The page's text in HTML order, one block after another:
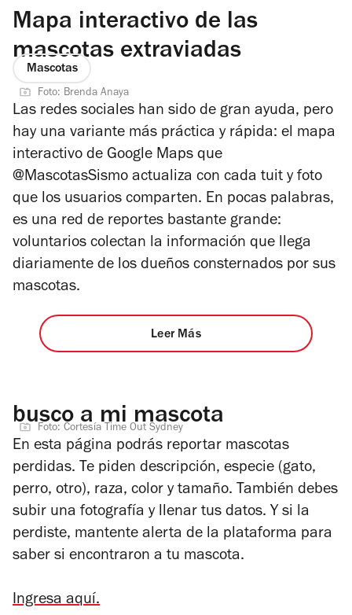
Mapa interactivo de las
mascotas extraviadas
Mascotas
Foto: Brenda Anaya
Las redes sociales han sido de gran ayuda, pero
hay una variante más práctica y rápida: el mapa
interactivo de Google Maps que
@MascotasSismo actualiza con cada tuit y foto
que los usuarios comparten. En pocas palabras,
es una red de reportes bastante grande:
voluntarios colectan la información que llega
diariamente de los dueños consternados por sus
mascotas.
Leer Más
busco a mi mascota
Foto: Cortesía Time Out Sydney
En esta página podrás reportar mascotas
perdidas. Te piden descripción, especie (gato,
perro, otro), raza, color y tamaño. También debes
subir una fotografía y llenar tus datos. Y si la
perdiste, mantente alerta de la plataforma para
saber si encontraron a tu mascota.
Ingresa aquí.